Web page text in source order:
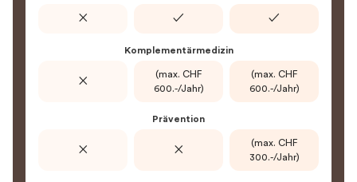
✕ ✓ ✓
Komplementärmedizin
✕
(max. CHF
600.-/Jahr)
(max. CHF
600.-/Jahr)
Prävention
✕ ✕
(max. CHF
300.-/Jahr)